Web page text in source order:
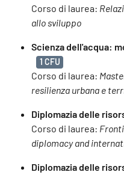
Corso di laurea:
allo sviluppo
Scienza dell'acqua:
1 CFU
Corso di laurea:
resilienza urbana e
Diplomazia delle
Corso di laurea:
diplomacy and
Diplomazia delle